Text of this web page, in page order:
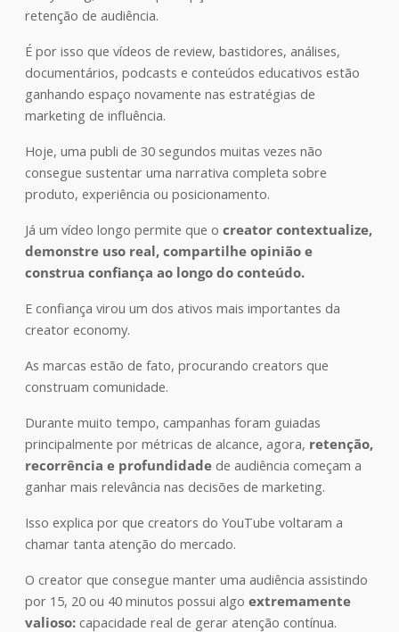
retenção de audiência.
É por isso que vídeos de review, bastidores, análises,
documentários, podcasts e conteúdos educativos estão
ganhando espaço novamente nas estratégias de
marketing de influência.
Hoje, uma publi de 30 segundos muitas vezes não
consegue sustentar uma narrativa completa sobre
produto, experiência ou posicionamento.
Já um vídeo longo permite que o creator contextualize,
demonstre uso real, compartilhe opinião e
construa confiança ao longo do conteúdo.
E confiança virou um dos ativos mais importantes da
creator economy.
As marcas estão de fato, procurando creators que
construam comunidade.
Durante muito tempo, campanhas foram guiadas
principalmente por métricas de alcance, agora, retenção,
recorrência e profundidade de audiência começam a
ganhar mais relevância nas decisões de marketing.
Isso explica por que creators do YouTube voltaram a
chamar tanta atenção do mercado.
O creator que consegue manter uma audiência assistindo
por 15, 20 ou 40 minutos possui algo extremamente
valioso: capacidade real de gerar atenção contínua.